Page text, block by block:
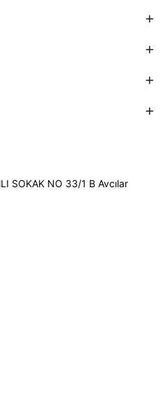
SOKAK NO 33/1 B Avcılar